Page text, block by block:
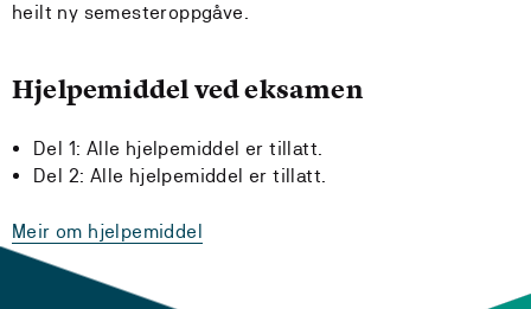
heilt ny semesteroppgåve.
Hjelpemiddel ved eksamen
Del 1: Alle hjelpemiddel er tillatt.
Del 2: Alle hjelpemiddel er tillatt.
Meir om hjelpemiddel